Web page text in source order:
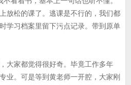
放松的课了。逃课是不行的，我们都
学习档案里留下污点记录。带到原单
家都觉得很好奇。毕竟工作多年
业。可是等到黄老师一开腔，大家刚